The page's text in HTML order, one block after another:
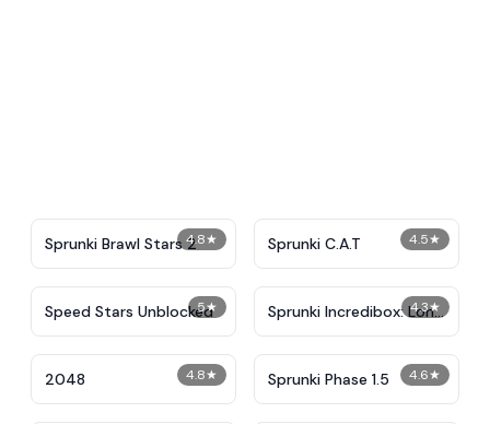
4.8★
Sprunki Brawl Stars 2 4.5★
Sprunki C.A.T
5★
Speed Stars Unblocked 4.3★
Sprunki Incredibox: Long
Hand
4.8★
2048 4.6★
Sprunki Phase 1.5